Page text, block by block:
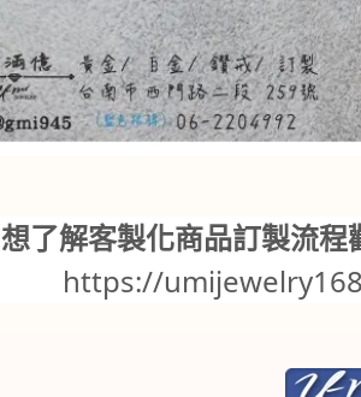
想了解客製化商品訂製流
https://